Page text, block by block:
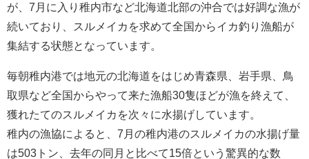
が、7月に入り稚内市など北海道北部の沖合では好調な漁が
続いており、スルメイカを求めて全国からイカ釣り漁船が
集結する状態となっています。
毎朝稚内港では地元の北海道をはじめ青森県、岩手県、鳥
取県など全国からやって来た漁船30隻ほどが漁を終えて、
獲れたてのスルメイカを次々に水揚げしています。
稚内の漁協によると、7月の稚内港のスルメイカの水揚げ量
は503トン、去年の同月と比べて15倍という驚異的な数